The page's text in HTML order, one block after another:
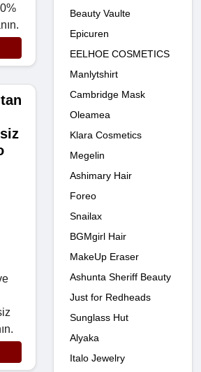
Beauty Vaulte
Epicuren
EELHOE COSMETICS
Manlytshirt
Cambridge Mask
Oleamea
Klara Cosmetics
Megelin
Ashimary Hair
Foreo
Snailax
BGMgirl Hair
MakeUp Eraser
Ashunta Sheriff Beauty
Just for Redheads
Sunglass Hut
Alyaka
Italo Jewelry